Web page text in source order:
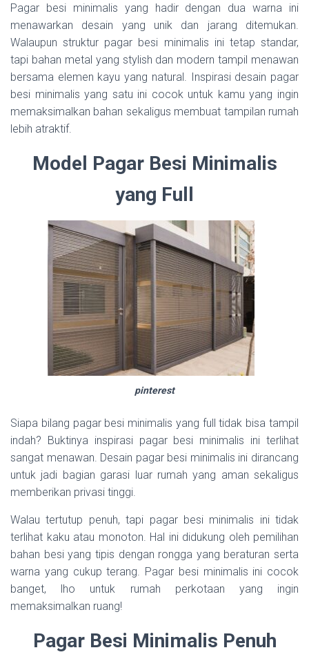
Pagar besi minimalis yang hadir dengan dua warna ini
menawarkan desain yang unik dan jarang ditemukan.
Walaupun struktur pagar besi minimalis ini tetap standar,
tapi bahan metal yang stylish dan modern tampil menawan
bersama elemen kayu yang natural. Inspirasi desain pagar
besi minimalis yang satu ini cocok untuk kamu yang ingin
memaksimalkan bahan sekaligus membuat tampilan rumah
lebih atraktif.
Model Pagar Besi Minimalis
yang Full
pinterest
Siapa bilang pagar besi minimalis yang full tidak bisa tampil
indah? Buktinya inspirasi pagar besi minimalis ini terlihat
sangat menawan. Desain pagar besi minimalis ini dirancang
untuk jadi bagian garasi luar rumah yang aman sekaligus
memberikan privasi tinggi.
Walau tertutup penuh, tapi pagar besi minimalis ini tidak
terlihat kaku atau monoton. Hal ini didukung oleh pemilihan
bahan besi yang tipis dengan rongga yang beraturan serta
warna yang cukup terang. Pagar besi minimalis ini cocok
banget, lho untuk rumah perkotaan yang ingin
memaksimalkan ruang!
Pagar Besi Minimalis Penuh